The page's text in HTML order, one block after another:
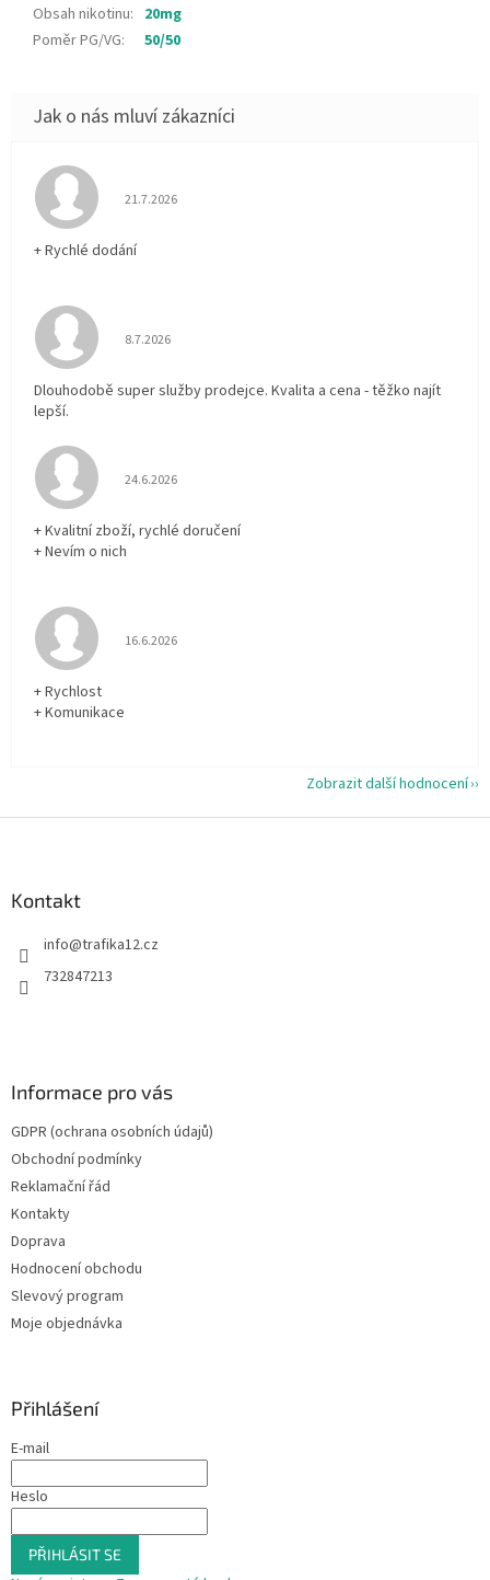
Obsah nikotinu: 20mg
Poměr PG/VG: 50/50
Hodnocení obchodu je 5 z 5 hvězdiček.
21.7.2026
+ Rychlé dodání
Hodnocení obchodu je 5 z 5 hvězdiček.
8.7.2026
Dlouhodobě super služby prodejce. Kvalita a cena - těžko najít
lepší.
Hodnocení obchodu je 5 z 5 hvězdiček.
24.6.2026
+ Kvalitní zboží, rychlé doručení
+ Nevím o nich
Hodnocení obchodu je 5 z 5 hvězdiček.
16.6.2026
+ Rychlost
+ Komunikace
Zobrazit další hodnocení
Kontakt
info@trafika12.cz
732847213
Informace pro vás
GDPR (ochrana osobních údajů)
Obchodní podmínky
Reklamační řád
Kontakty
Doprava
Hodnocení obchodu
Slevový program
Moje objednávka
Přihlášení
E-mail
Heslo
PŘIHLÁSIT SE